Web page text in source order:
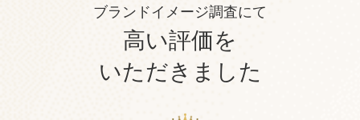
ブランドイメージ調査にて
高い評価を
いただきました